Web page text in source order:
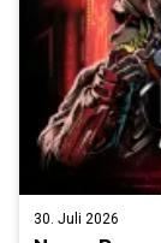
30. Juli 2026